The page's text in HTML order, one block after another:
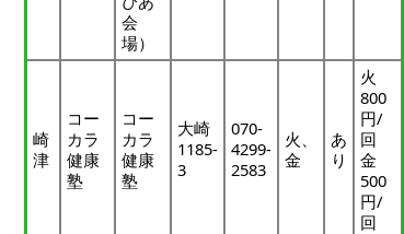
会
場）
崎
津
コー
カラ
健康
塾
コー
カラ
健康
塾
大崎
1185-
3
070-
4299-
2583
火、
金
あ
り
火
800
円/
回
金
500
円/
回